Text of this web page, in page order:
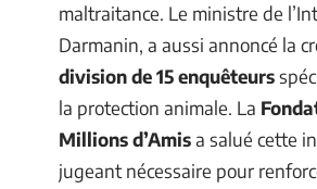
maltraitance. Le ministre de
Darmanin, a aussi annoncé la
division de 15 enquêteurs
la protection animale. La
Millions d’Amisa salué cette
jugeant nécessaire pour